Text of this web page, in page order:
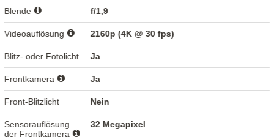
Blende f/1,9
Videoauflösung 2160p (4K @ 30 fps)
Blitz- oder Fotolicht Ja
Frontkamera Ja
Front-Blitzlicht Nein
Sensorauflösung
der Frontkamera
32 Megapixel